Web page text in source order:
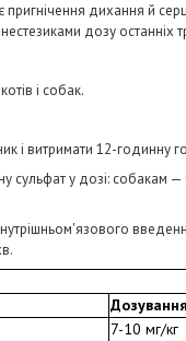
дихання й
дозу останніх
і собак.
і витримати 12-годинну
сульфат у дозі: собакам
Дозування
7-10 мг/кг